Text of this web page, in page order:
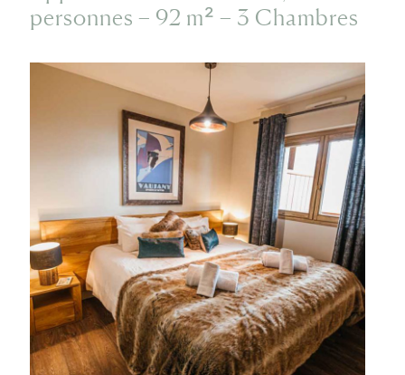
personnes – 92 m² – 3 Chambres